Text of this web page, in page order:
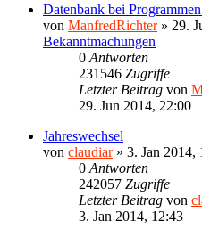
Datenbank bei
von ManfredRichter» 29.
Bekanntmachungen
0 Antworten
231546 Zugriffe
Letzter Beitrag von
29. Jun 2014, 22:00
Jahreswechsel
von claudiar» 3. Jan 2014,
0 Antworten
242057 Zugriffe
Letzter Beitrag von
3. Jan 2014, 12:43